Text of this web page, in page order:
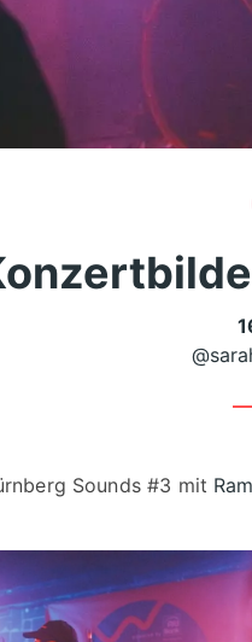
Sounds #3 mit